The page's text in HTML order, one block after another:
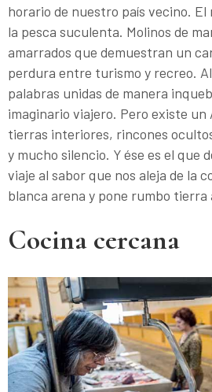
horario de nuestro país vecino.
la pesca suculenta. Molinos de
amarrados que demuestran un
perdura entre turismo y recreo.
palabras unidas de manera
imaginario viajero. Pero existe un
tierras interiores, rincones
y mucho silencio. Y ése es el que
viaje al sabor que nos aleja de la
blanca arena y pone rumbo tierra
Cocina cercana